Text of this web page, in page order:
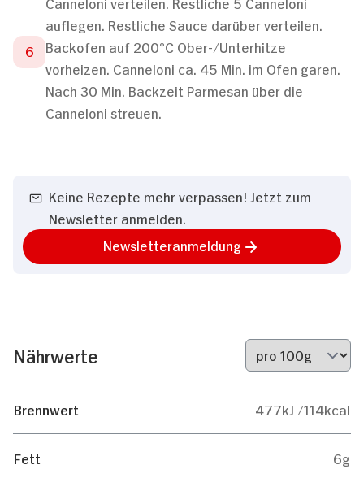
auflegen. Restliche Sauce darüber verteilen.
Backofen auf 200°C Ober-/Unterhitze
vorheizen. Canneloni ca. 45 Min. im Ofen garen.
Nach 30 Min. Backzeit Parmesan über die
Canneloni streuen.
Keine Rezepte mehr verpassen! Jetzt zum
Newsletter anmelden.
Newsletteranmeldung
Nährwerte
Brennwert 477kJ /114kcal
Fett 6g